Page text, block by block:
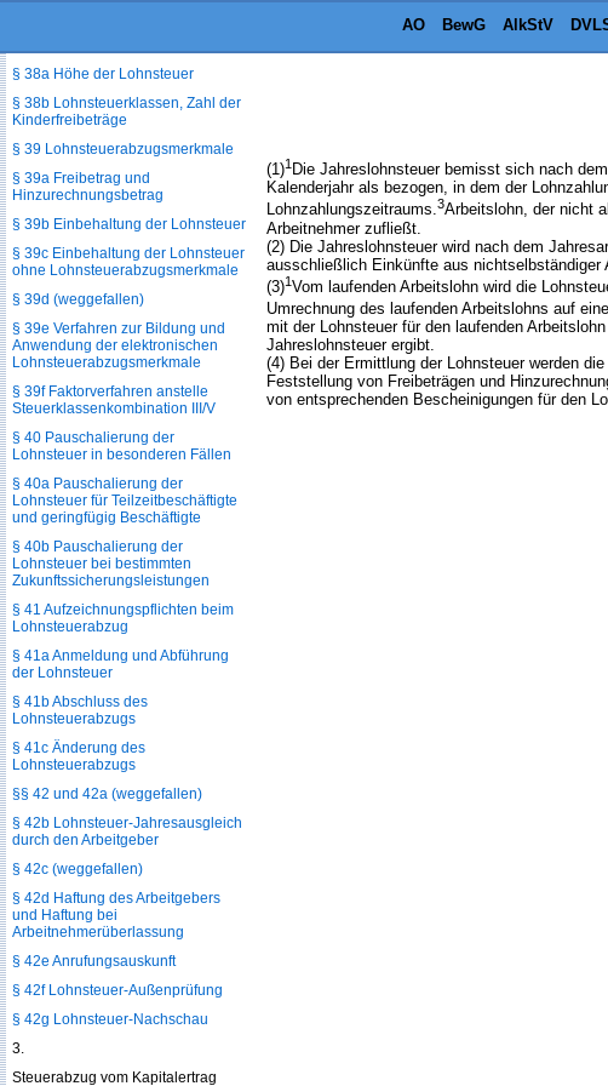
AO BewG AlkStV
(1)1 Die Jahreslohnsteuer bemisst sich nach
Kalenderjahr als bezogen, in dem der
Lohnzahlungszeitraums.3Arbeitslohn, der nicht
Arbeitnehmer zufließt.
(2) Die Jahreslohnsteuer wird nach dem
ausschließlich Einkünfte aus nichtselbständiger
(3)1Vom laufenden Arbeitslohn wird die
Umrechnung des laufenden Arbeitslohns auf
mit der Lohnsteuer für den laufenden
Jahreslohnsteuer ergibt.
(4) Bei der Ermittlung der Lohnsteuer werden
Feststellung von Freibeträgen und
von entsprechenden Bescheinigungen für den
§ 38a Höhe der Lohnsteuer
§ 38b Lohnsteuerklassen, Zahl der
Kinderfreibeträge
§ 39 Lohnsteuerabzugsmerkmale
§ 39a Freibetrag und
Hinzurechnungsbetrag
§ 39b Einbehaltung der Lohnsteuer
§ 39c Einbehaltung der Lohnsteuer
ohne Lohnsteuerabzugsmerkmale
§ 39d (weggefallen)
§ 39e Verfahren zur Bildung und
Anwendung der elektronischen
Lohnsteuerabzugsmerkmale
§ 39f Faktorverfahren anstelle
Steuerklassenkombination III/V
§ 40 Pauschalierung der
Lohnsteuer in besonderen Fällen
§ 40a Pauschalierung der
Lohnsteuer für Teilzeitbeschäftigte
und geringfügig Beschäftigte
§ 40b Pauschalierung der
Lohnsteuer bei bestimmten
Zukunftssicherungsleistungen
§ 41 Aufzeichnungspflichten beim
Lohnsteuerabzug
§ 41a Anmeldung und Abführung
der Lohnsteuer
§ 41b Abschluss des
Lohnsteuerabzugs
§ 41c Änderung des
Lohnsteuerabzugs
§§ 42 und 42a (weggefallen)
§ 42b Lohnsteuer-Jahresausgleich
durch den Arbeitgeber
§ 42c (weggefallen)
§ 42d Haftung des Arbeitgebers
und Haftung bei
Arbeitnehmerüberlassung
§ 42e Anrufungsauskunft
§ 42f Lohnsteuer-Außenprüfung
§ 42g Lohnsteuer-Nachschau
3.
Steuerabzug vom Kapitalertrag